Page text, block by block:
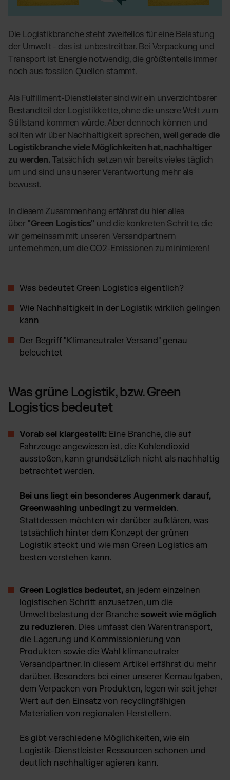
Transport
BRANCHENLÖSUNGEN:
Beauty & Kosmetik
Supplements
Fashion
Elektronikprodukte
Parfums & Düfte
Amazon Fulfillment - FBM
TikTok Fulfillment
WooCommerce Fulfillment
PlentyONE Fulfillment
Magento Fulfillment (Adobe Commerce)
Strato Fulfillment
Siehe alle Integrationen
Globales Fulfillment Netzwerk
Fulfillment Preisliste
Unsere Standard-Preisliste als Download
Blog
Beiträge, Case Studies, News
Case Studies
Wie Kunden mit uns wachsen
PR, News & Brand Assets
FAQ
Alle Antworten zu unseren Services
Kontakt
Die Logistikbranche steht zweifellos für eine Belastung
der Umwelt - das ist unbestreitbar. Bei Verpackung und
Transport ist Energie notwendig, die größtenteils immer
noch aus fossilen Quellen stammt.
Als Fulfillment-Dienstleister sind wir ein unverzichtbarer
Bestandteil der Logistikkette, ohne die unsere Welt zum
Stillstand kommen würde. Aber dennoch können und
sollten wir über Nachhaltigkeit sprechen, weil gerade die
Logistikbranche viele Möglichkeiten hat, nachhaltiger
zu werden. Tatsächlich setzen wir bereits vieles täglich
um und sind uns unserer Verantwortung mehr als
bewusst.
In diesem Zusammenhang erfährst du hier alles
über "Green Logistics" und die konkreten Schritte, die
wir gemeinsam mit unseren Versandpartnern
unternehmen, um die CO2-Emissionen zu minimieren!
Was bedeutet Green Logistics eigentlich?
Wie Nachhaltigkeit in der Logistik wirklich gelingen
kann
Der Begriff "Klimaneutraler Versand" genau
beleuchtet
Was grüne Logistik, bzw. Green
Logistics bedeutet
Vorab sei klargestellt: Eine Branche, die auf
Fahrzeuge angewiesen ist, die Kohlendioxid
ausstoßen, kann grundsätzlich nicht als nachhaltig
betrachtet werden.
Bei uns liegt ein besonderes Augenmerk darauf,
Greenwashing unbedingt zu vermeiden.
Stattdessen möchten wir darüber aufklären, was
tatsächlich hinter dem Konzept der grünen
Logistik steckt und wie man Green Logistics am
besten verstehen kann.
Green Logistics bedeutet, an jedem einzelnen
logistischen Schritt anzusetzen, um die
Umweltbelastung der Branche soweit wie möglich
zu reduzieren. Dies umfasst den Warentransport,
die Lagerung und Kommissionierung von
Produkten sowie die Wahl klimaneutraler
Versandpartner. In diesem Artikel erfährst du mehr
darüber. Besonders bei einer unserer Kernaufgaben,
dem Verpacken von Produkten, legen wir seit jeher
Wert auf den Einsatz von recyclingfähigen
Materialien von regionalen Herstellern.
Es gibt verschiedene Möglichkeiten, wie ein
Logistik-Dienstleister Ressourcen schonen und
deutlich nachhaltiger agieren kann.